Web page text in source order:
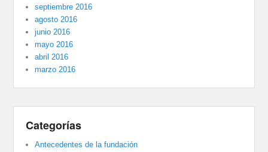
septiembre 2016
agosto 2016
junio 2016
mayo 2016
abril 2016
marzo 2016
Categorías
Antecedentes de la fundación